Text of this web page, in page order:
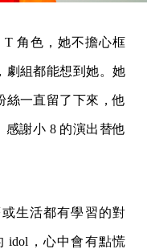
角色，她不擔心框
劇組都能想到她。她
絲一直留了下來，他
謝小 8 的演出替他
生活都有學習的對
idol，心中會有點慌